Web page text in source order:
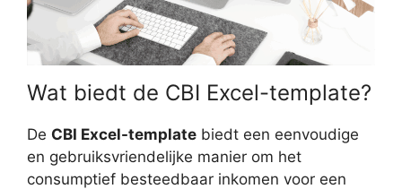
Wat biedt de CBI Excel-template?
De CBI Excel-template biedt een eenvoudige
en gebruiksvriendelijke manier om het
consumptief besteedbaar inkomen voor een